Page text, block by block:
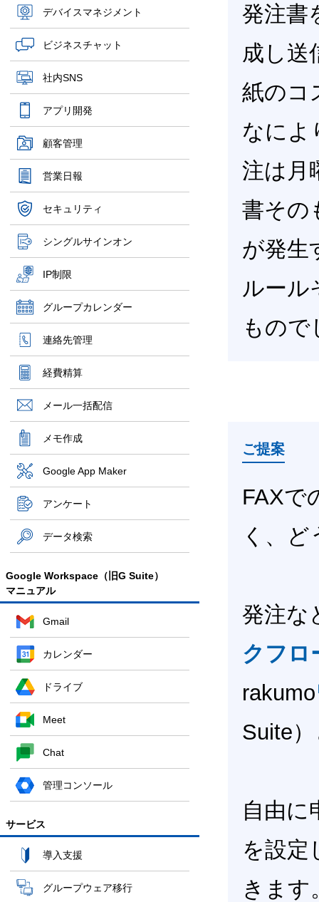
デバイスマネジメント
ビジネスチャット
社内SNS
アプリ開発
顧客管理
営業日報
セキュリティ
シングルサインオン
IP制限
グループカレンダー
連絡先管理
経費精算
メール一括配信
メモ作成
Google App Maker
アンケート
データ検索
Google Workspace（旧G Suite）
マニュアル
Gmail
カレンダー
ドライブ
Meet
Chat
管理コンソール
サービス
導入支援
グループウェア移行
発注書
成し送
紙のコ
なによ
注は月
書その
が発生
ルール
もので
ご提案
FAXで
く、
発注な
クフロ
rakumo
Suite
自由に
を設定
きます